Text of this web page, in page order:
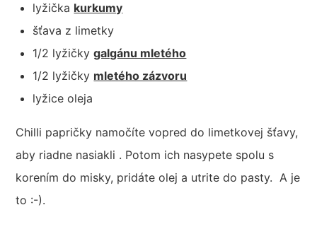
lyžička kurkumy
šťava z limetky
1/2 lyžičkygalgánu mletého
1/2 lyžičky mletého zázvoru
lyžice oleja
Chilli papričky namočíte vopred do limetkovej šťavy,
aby riadne nasiakli . Potom ich nasypete spolu s
korením do misky, pridáte olej a utrite do pasty. A je
to :-).